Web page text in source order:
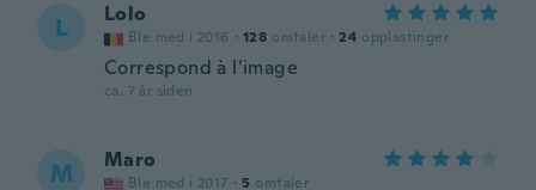
L Lolo
Ble med i 2016 · 128 omtaler · 24 opplastinger
Correspond à l’image
ca. 7 år siden
M Maro
Ble med i 2017 · 5 omtaler